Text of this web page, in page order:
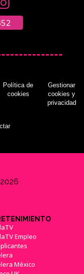
Política de
cookies
Gestionar
cookies y
privacidad
Empleo
México